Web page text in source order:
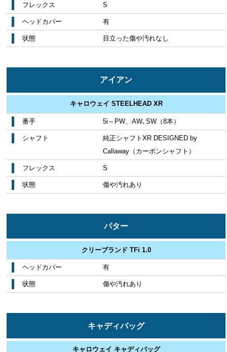
フレックス S
ヘッドカバー 有
状態 目立った傷や汚れなし
アイアン
キャロウェイ STEELHEAD XR
番手 5i～PW、AW､SW（8本）
シャフト
純正シャフトXR DESIGNED by
Callaway（カーボンシャフト）
フレックス S
状態 傷や汚れあり
パター
クリーブランド TFi 1.0
ヘッドカバー 有
状態 傷や汚れあり
キャディバッグ
キャロウェイ キャディバッグ